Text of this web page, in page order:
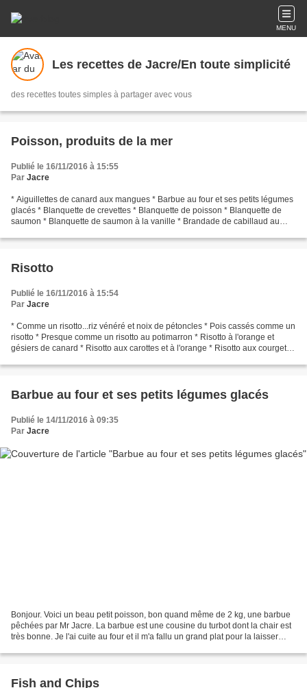
MENU
Les recettes de Jacre/En toute simplicité
des recettes toutes simples à partager avec vous
Poisson, produits de la mer
Publié le 16/11/2016 à 15:55
Par Jacre
* Aiguillettes de canard aux mangues * Barbue au four et ses petits légumes
glacés * Blanquette de crevettes * Blanquette de poisson * Blanquette de
saumon * Blanquette de saumon à la vanille * Brandade de cabillaud au
Risotto
Publié le 16/11/2016 à 15:54
Par Jacre
* Comme un risotto...riz vénéré et noix de pétoncles * Pois cassés comme un
risotto * Presque comme un risotto au potimarron * Risotto à l'orange et
gésiers de canard * Risotto aux carottes et à l'orange * Risotto aux courgette
Barbue au four et ses petits légumes glacés
Publié le 14/11/2016 à 09:35
Par Jacre
Bonjour. Voici un beau petit poisson, bon quand même de 2 kg, une barbue
pêchées par Mr Jacre. La barbue est une cousine du turbot dont la chair est
très bonne. Je l'ai cuite au four et il m'a fallu un grand plat pour la laisser
Fish and Chips